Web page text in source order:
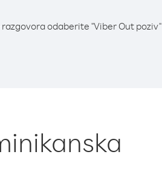
razgovora odaberite "Viber Out poziv"